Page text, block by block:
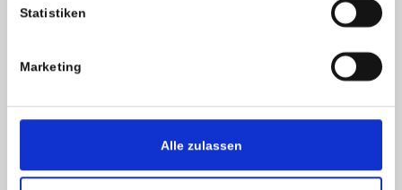
Statistiken
Marketing
Alle zulassen
Qualitätsmanagement
Datenschutz